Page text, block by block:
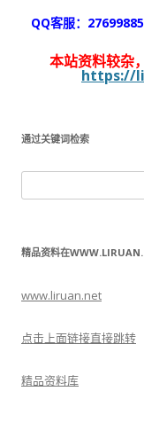
QQ客服：
本站资料较杂
https://
通过关键词检索
索：
精品资料在
www.liruan.net
点击上面链接直接跳转
精品资料库